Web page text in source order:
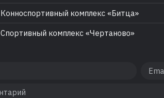
Конноспортивный комплекс «Битца»
Спортивный комплекс «Чертаново»